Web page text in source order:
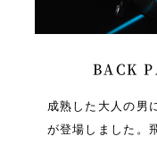
BACK
成熟した大人の男
が登場しました。